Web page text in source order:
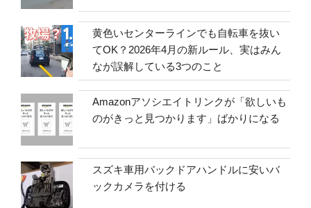
黄色いセンターラインでも自転車を抜い
てOK？2026年4月の新ルール、実はみん
なが誤解している3つのこと
Amazonアソシエイトリンクが「欲しいも
のがきっと見つかります」ばかりになる
スズキ車用バックドアハンドルに安いバ
ックカメラを付ける